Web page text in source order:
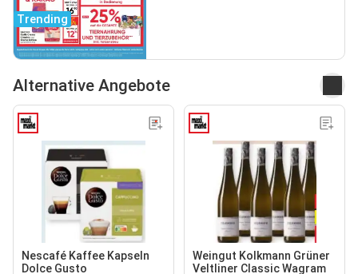
Trending
Alternative Angebote
Nescafé Kaffee Kapseln
Dolce Gusto
Weingut Kolkmann Grüner
Veltliner Classic Wagram